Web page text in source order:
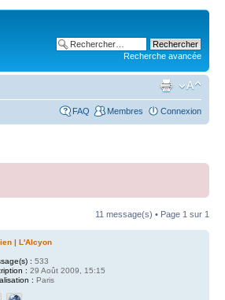
Recherche avancée
FAQ Membres Connexion
11 message(s) • Page 1 sur 1
| L'Alcyon
: 533
: 29 Août 2009, 15:15
: Paris